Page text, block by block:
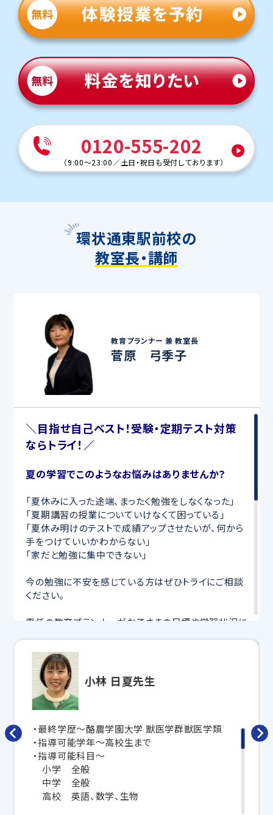
0120-555-202
（9:00～23:00／土日・祝日も受付しております）
環状通東駅前校の
教室長・講師
教育プランナー 兼教室長
菅原 弓季子
＼目指せ自己ベスト！受験・定期テスト対策
ならトライ！／
夏の学習でこのようなお悩みはありませんか？
「夏休みに入った途端、まったく勉強をしなくなった」
「夏期講習の授業についていけなくて困っている」
「夏休み明けのテストで成績アップさせたいが、何から
手をつけていいかわからない」
「家だと勉強に集中できない」
今の勉強に不安を感じている方はぜひトライにご相談
ください。
専任の教育プランナーがお子さまの目標や学習状況に
寧に教えてくれるから、効率良く成績アップを目指せま
す！
さらに、授業日以外も利用できる
要科目の対策ができる
します。
トライで一緒に、今までで一番成長できる夏にしよ
マンツーマンの無料体験授業、学習相談、教室見学は
小林 日夏先生
・最終学歴～酪農学園大学 獣医学群獣医学類
・指導可能学年～高校生まで
・指導可能科目～
小学 全般
中学 全般
高校 英語、数学、生物